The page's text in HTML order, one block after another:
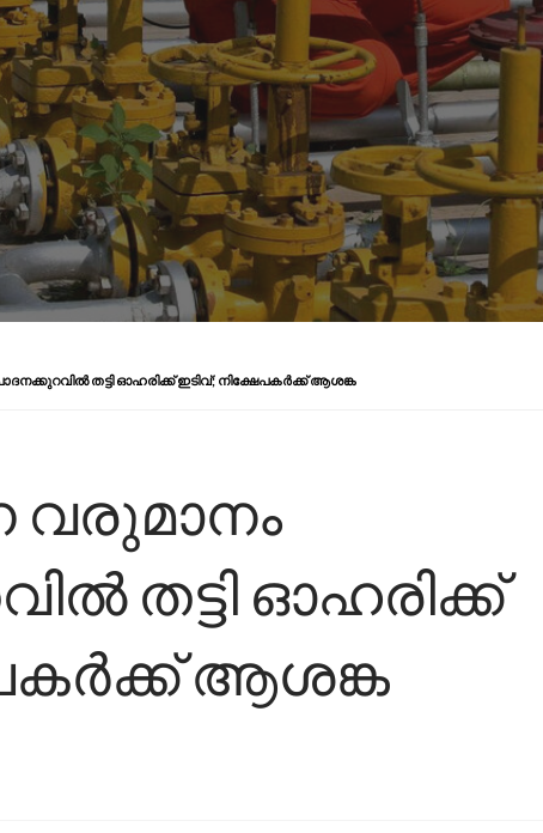
തട്ടി ഓഹരിക്ക് ഇടിവ്; നിക്ഷേപകർക്ക് ആശങ്ക
വരുമാനം
തട്ടി ഓഹരിക്ക്
ആശങ്ക